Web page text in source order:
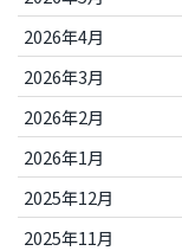
2026年4月
2026年3月
2026年2月
2026年1月
2025年12月
2025年11月